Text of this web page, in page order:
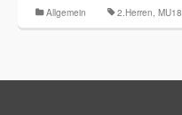
Allgemein 2.Herren, MU18